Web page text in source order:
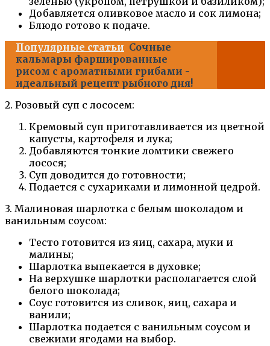
Добавляется оливковое масло и сок лимона;
Блюдо готово к подаче.
Популярные статьи Сочные
кальмары фаршированные
рисом с ароматными грибами -
идеальный рецепт рыбного дня!
2. Розовый суп с лососем:
Кремовый суп приготавливается из цветной
капусты, картофеля и лука;
Добавляются тонкие ломтики свежего
лосося;
Суп доводится до готовности;
Подается с сухариками и лимонной цедрой.
3. Малиновая шарлотка с белым шоколадом и
ванильным соусом:
Тесто готовится из яиц, сахара, муки и
малины;
Шарлотка выпекается в духовке;
На верхушке шарлотки располагается слой
белого шоколада;
Соус готовится из сливок, яиц, сахара и
ванили;
Шарлотка подается с ванильным соусом и
свежими ягодами на выбор.